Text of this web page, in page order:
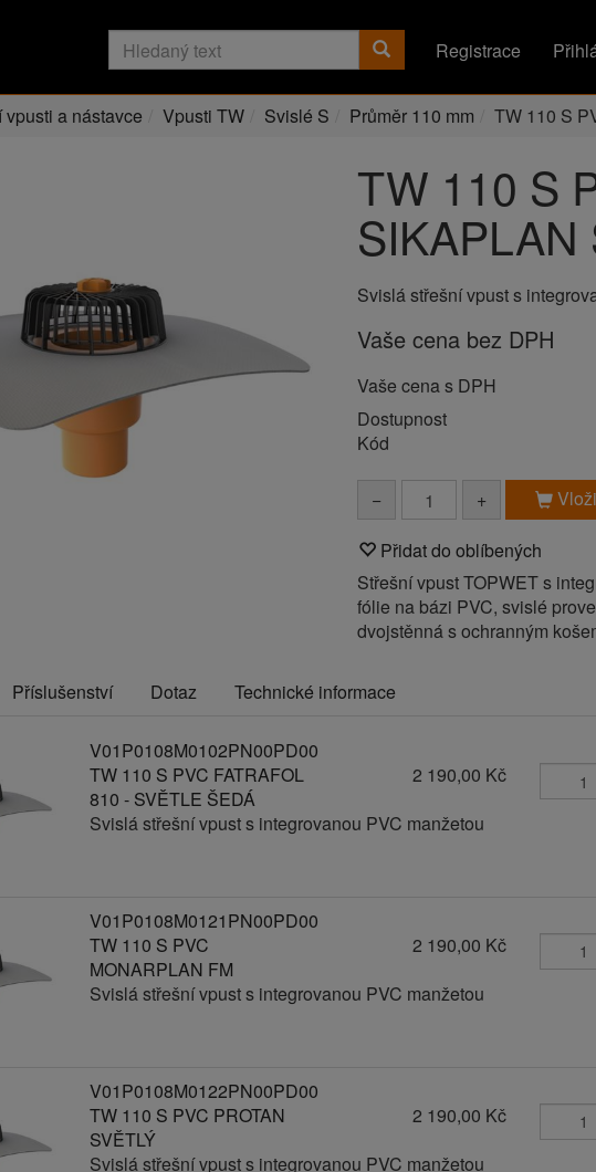
Registrace
vpusti a nástavce Vpusti TW Svislé S Průměr 110 mm TW 110 S
TW 110 S
SIKAPLAN
Svislá střešní vpust s
Vaše cena bez DPH
Vaše cena s DPH
Dostupnost
Kód
− +
Přidat do oblíbených
Střešní vpust TOPWET s
fólie na bázi PVC, svislé
dvojstěnná s ochranným
Příslušenství Dotaz Technické informace
V01P0108M0102PN00PD00
TW 110 S PVC FATRAFOL
810 - SVĚTLE ŠEDÁ
2 190,00 Kč
Svislá střešní vpust s integrovanou PVC manžetou
V01P0108M0121PN00PD00
TW 110 S PVC
MONARPLAN FM
2 190,00 Kč
Svislá střešní vpust s integrovanou PVC manžetou
V01P0108M0122PN00PD00
TW 110 S PVC PROTAN
SVĚTLÝ
2 190,00 Kč
Svislá střešní vpust s integrovanou PVC manžetou